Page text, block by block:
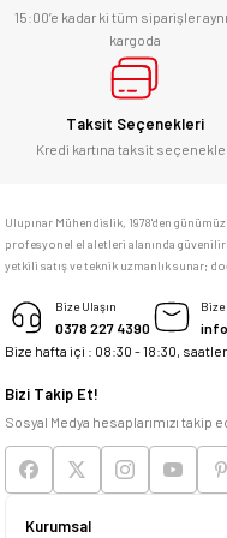
alabilirsiniz.
E... Ü... | 10/06/2026
Bosch marka alet alacaksam
adresim Ulupınar.com.tr
memnun kaldım
Deneyimini Paylaş
15:00’e kadar ki tüm siparişler
kargoda
Taksit Seçenekleri
Kredi kartına taksit
Ulupınar Mühendislik, 1978'den
profesyonel el aletleri alanında
yetkili satış ve teknik uzmanlık sunar;
Bize Ulaşın
0378 227 4390
Bize
Bize hafta içi : 08:30 - 18:30,
Bizi Takip Et!
Sosyal Medya hesaplarımızı takip
Kurumsal